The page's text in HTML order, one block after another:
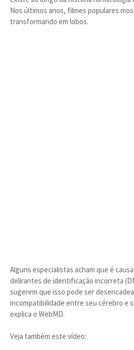
Nos últimos anos, filmes populares
transformando em lobos.
Alguns especialistas acham que é
delirantes de identificação incorreta
sugerem que isso pode ser
incompatibilidade entre seu cérebro e
explica o WebMD.
Veja também este vídeo: